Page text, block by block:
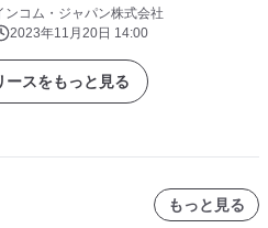
開始
ンコム・ジャパン株式会社
2023年11月20日 14:00
ースをもっと見る
もっと見る